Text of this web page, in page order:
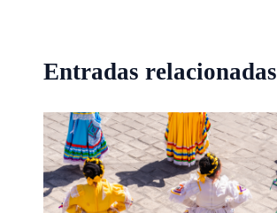
Entradas relacionadas